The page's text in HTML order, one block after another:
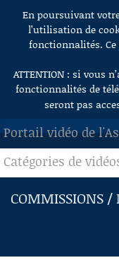
Aller au contenu
En poursuivant
l’utilisation de
fonctionnalités.
ATTENTION : si vous
fonctionnalités de
seront pas
Portail vidéo de
ACCUEIL
EN DIRECT
RECHERCHE
Catégories de
COMMISSIONS /